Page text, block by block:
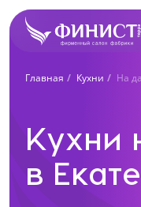
Главная Кухни На
Кухни
в
Учтем
интерьера.
под вас.